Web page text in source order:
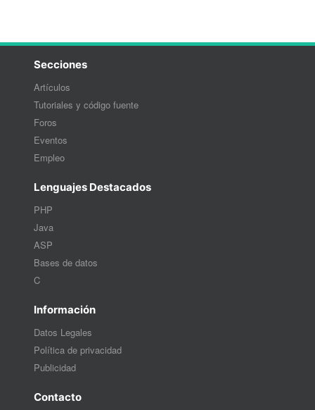
Secciones
Artículos
Tutoriales y código fuente
Foros
Eventos
Empleo
Lenguajes Destacados
PHP
Java
ASP
Bases de datos
C
Información
Datos Legales
Política de privacidad
Publicidad
Contacto